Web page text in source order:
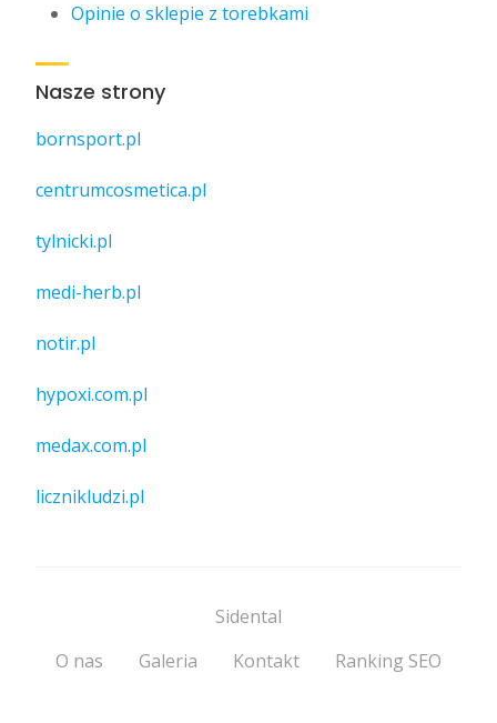
Opinie o sklepie z torebkami
Nasze strony
bornsport.pl
centrumcosmetica.pl
tylnicki.pl
medi-herb.pl
notir.pl
hypoxi.com.pl
medax.com.pl
licznikludzi.pl
Sidental
O nas
Galeria Kontakt Ranking SEO